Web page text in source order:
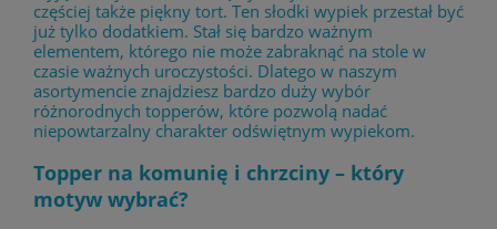
częściej także piękny tort. Ten słodki wypiek przestał być
już tylko dodatkiem. Stał się bardzo ważnym
elementem, którego nie może zabraknąć na stole w
czasie ważnych uroczystości. Dlatego w naszym
asortymencie znajdziesz bardzo duży wybór
różnorodnych topperów, które pozwolą nadać
niepowtarzalny charakter odświętnym wypiekom.
Topper na komunię i chrzciny – który
motyw wybrać?